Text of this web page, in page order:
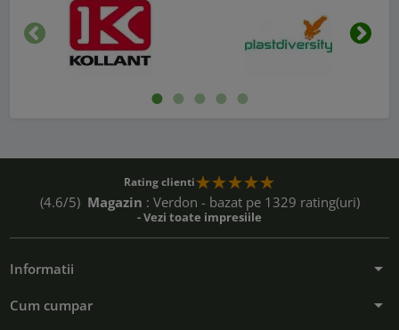
Inapoi
Rating clienti
(4.6/5) Magazin : Verdon - bazat pe 1329 rating(uri)
- Vezi toate impresiile
Informatii arrow_drop_down
Cum cumpar arrow_drop_down